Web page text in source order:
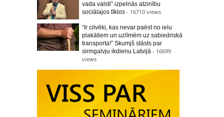
vada valsti” izpelnās atzinību
sociālajos tīklos - 16710 views
“Ir cilvēki, kas nevar paēst no ielu
plakātiem un uzlīmēm uz sabiedriskā
transporta!” Skumjš stāsts par
sirmgalvju ikdienu Latvijā - 16699
views